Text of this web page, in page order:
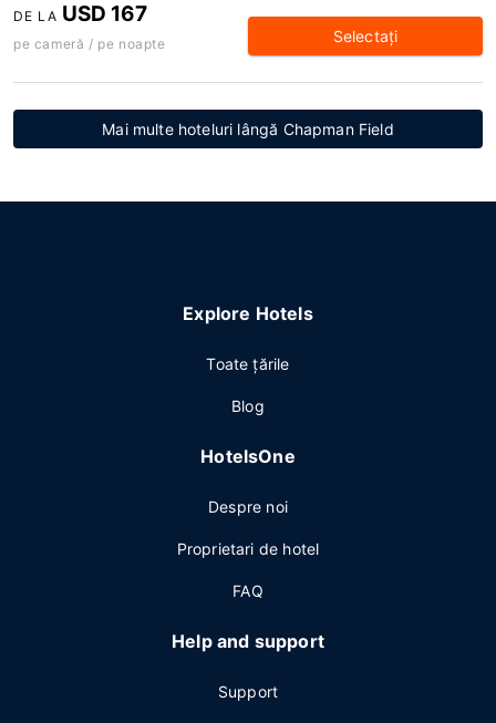
DE LA USD 167
pe cameră / pe noapte Selectaţi
Mai multe hoteluri lângă Chapman Field
Explore Hotels
Toate ţările
Blog
HotelsOne
Despre noi
Proprietari de hotel
FAQ
Help and support
Support